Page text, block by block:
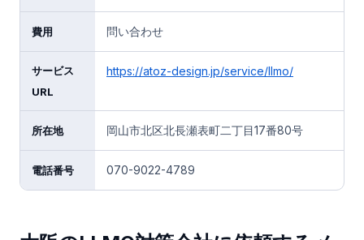
費用 問い合わせ
サービス
URL
https://atoz-design.jp/service/llmo/
所在地 岡山市北区北長瀬表町二丁目17番80号
電話番号 070-9022-4789